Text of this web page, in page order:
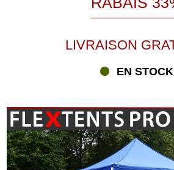
LIVRAISON
EN STOCK